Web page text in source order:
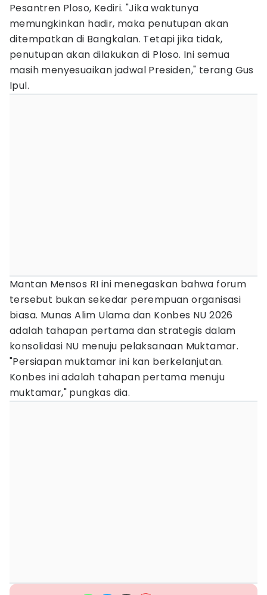
Pesantren Ploso, Kediri. "Jika waktunya
memungkinkan hadir, maka penutupan akan
ditempatkan di Bangkalan. Tetapi jika tidak,
penutupan akan dilakukan di Ploso. Ini semua
masih menyesuaikan jadwal Presiden," terang Gus
Ipul.
Mantan Mensos RI ini menegaskan bahwa forum
tersebut bukan sekedar perempuan organisasi
biasa. Munas Alim Ulama dan Konbes NU 2026
adalah tahapan pertama dan strategis dalam
konsolidasi NU menuju pelaksanaan Muktamar.
"Persiapan muktamar ini kan berkelanjutan.
Konbes ini adalah tahapan pertama menuju
muktamar," pungkas dia.